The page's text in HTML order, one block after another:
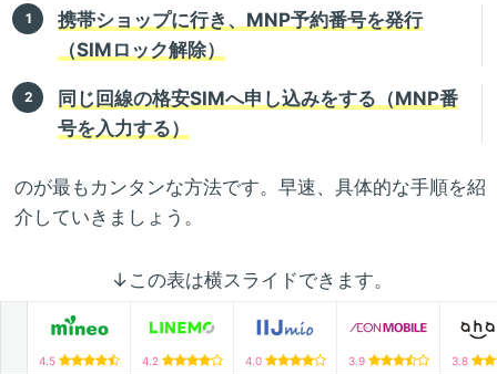
携帯ショップに行き、MNP予約番号を発行
（SIMロック解除）
同じ回線の格安SIMへ申し込みをする（MNP番
号を入力する）
のが最もカンタンな方法です。早速、具体的な手順を紹
介していきましょう。
↓この表は横スライドできます。
4.5 4.2 4.0 3.9 3.8